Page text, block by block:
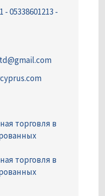
- 05338601213 -
торговля в
торговля в